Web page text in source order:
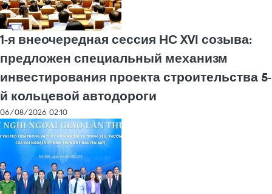
1-я внеочередная сессия НС XVI созыва:
предложен специальный механизм
инвестирования проекта строительства 5-
й кольцевой автодороги
06/08/2026 02:10